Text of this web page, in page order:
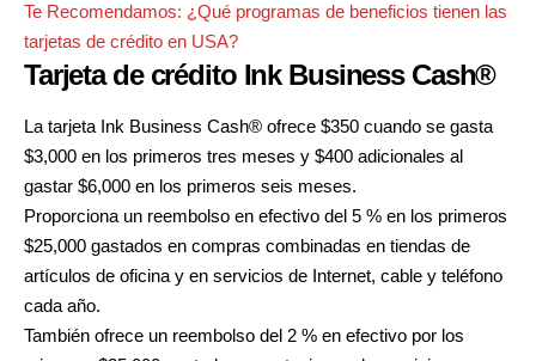
Te Recomendamos: ¿Qué programas de beneficios tienen las
tarjetas de crédito en USA?
Tarjeta de crédito Ink Business Cash®
La tarjeta Ink Business Cash® ofrece $350 cuando se gasta
$3,000 en los primeros tres meses y $400 adicionales al
gastar $6,000 en los primeros seis meses.
Proporciona un reembolso en efectivo del 5 % en los primeros
$25,000 gastados en compras combinadas en tiendas de
artículos de oficina y en servicios de Internet, cable y teléfono
cada año.
También ofrece un reembolso del 2 % en efectivo por los